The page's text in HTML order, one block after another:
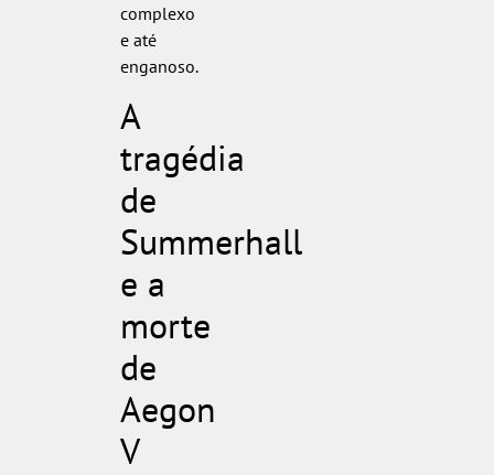
complexo
e até
enganoso.
A
tragédia
de
Summerhall
e a
morte
de
Aegon
V